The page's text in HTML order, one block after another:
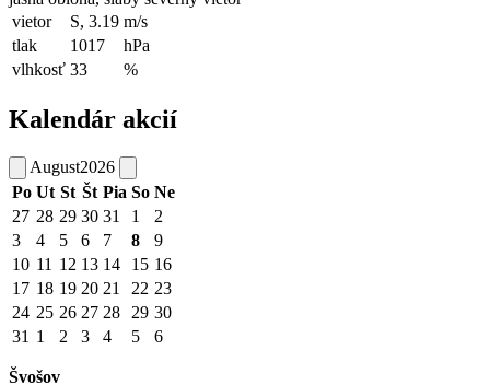
vietor
S, 3.19 m/s
tlak
1017
hPa
vlhkosť 33 %
Kalendár akcií
August2026
Po Ut St Št Pia So Ne
27 28 29 30 31 1
2
3
4 5 6 7 8
9
10 11 12 13 14 15 16
17 18 19 20 21 22 23
24 25 26 27 28 29 30
31 1 2 3 4 5 6
Švošov